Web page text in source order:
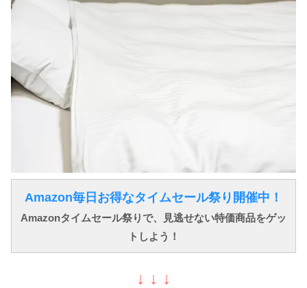
Amazon毎日お得なタイムセール祭り開催中！
Amazonタイムセール祭りで、見逃せない特価商品をゲッ
トしよう！
↓ ↓ ↓